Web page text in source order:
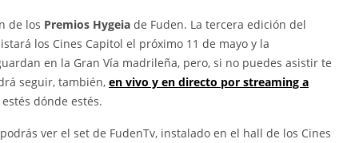
de los Premios Hygeia de Fuden. La tercera edición del
los Cines Capitol el próximo 11 de mayo y la
en la Gran Vía madrileña, pero, si no puedes asistir te
seguir, también, en vivo y en directo por streaming a
dónde estés.
ver el set de FudenTv, instalado en el hall de los Cines